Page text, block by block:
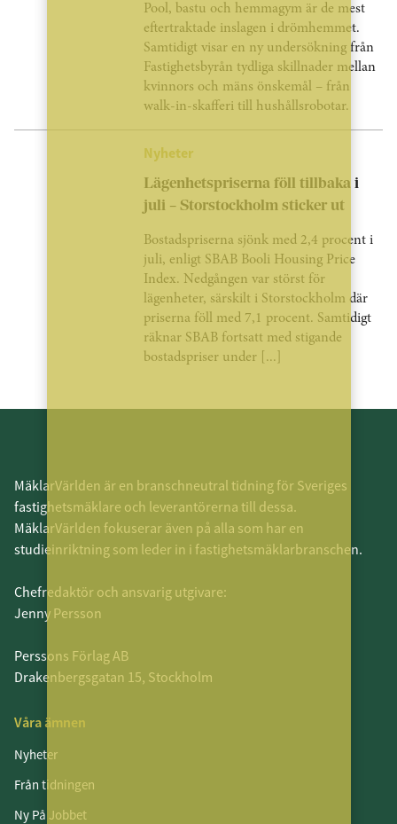
Pool, bastu och hemmagym är de mest
eftertraktade inslagen i drömhemmet.
Samtidigt visar en ny undersökning från
Fastighetsbyrån tydliga skillnader mellan
kvinnors och mäns önskemål – från
walk-in-skafferi till hushållsrobotar.
Nyheter
Lägenhetspriserna föll tillbaka i
juli – Storstockholm sticker ut
Bostadspriserna sjönk med 2,4 procent i
juli, enligt SBAB Booli Housing Price
Index. Nedgången var störst för
lägenheter, särskilt i Storstockholm där
priserna föll med 7,1 procent. Samtidigt
räknar SBAB fortsatt med stigande
bostadspriser under [...]
MäklarVärlden är en branschneutral tidning för Sveriges
fastighetsmäklare och leverantörerna till dessa.
MäklarVärlden fokuserar även på alla som har en
studieinriktning som leder in i fastighetsmäklarbranschen.
Chefredaktör och ansvarig utgivare:
Jenny Persson
Perssons Förlag AB
Drakenbergsgatan 15, Stockholm
Våra ämnen
Nyheter
Från tidningen
Ny På Jobbet